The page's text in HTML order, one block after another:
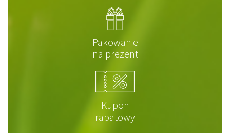
Pakowanie
na prezent
Kupon
rabatowy